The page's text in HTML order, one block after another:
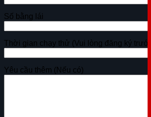
Số bằng lái
Thời gian chạy thử (Vui lòng đăng ký
Yêu cầu thêm (Nếu có)